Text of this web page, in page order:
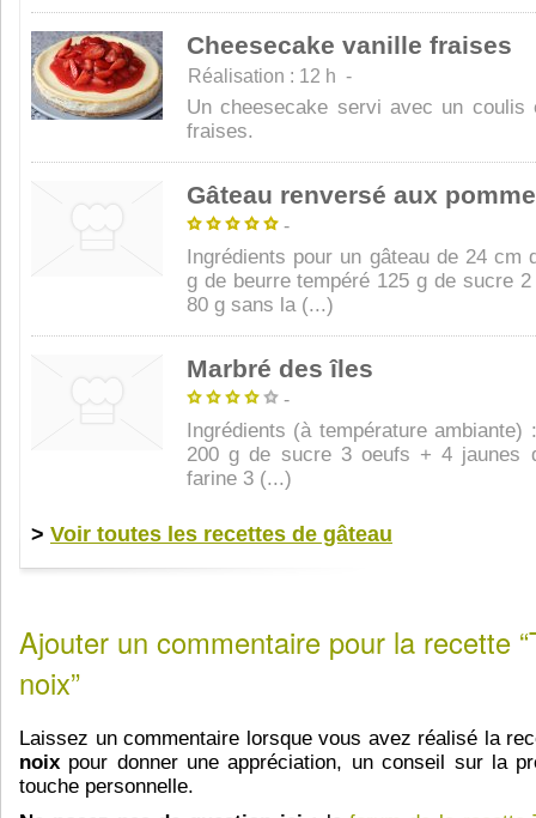
Cheesecake vanille fraises
Réalisation : 12 h -
Un cheesecake servi avec un coulis
fraises.
Gâteau renversé aux
-
Ingrédients pour un gâteau de 24 cm
g de beurre tempéré 125 g de sucre
80 g sans la (...)
Marbré des îles
-
Ingrédients (à température
200 g de sucre 3 oeufs + 4 jaunes
farine 3 (...)
> Voir toutes les recettes de gâteau
Ajouter un commentaire pour la recette
noix”
Laissez un commentaire lorsque vous avez réalisé la
noix pour donner une appréciation, un conseil sur la
touche personnelle.